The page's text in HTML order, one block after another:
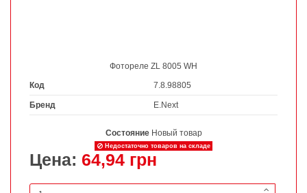
Фотореле ZL 8005 WH
Код
7.8.98805
Бренд E.Next
Состояние Новый товар
Недостаточно товаров на складе
Цена: 64,94 грн